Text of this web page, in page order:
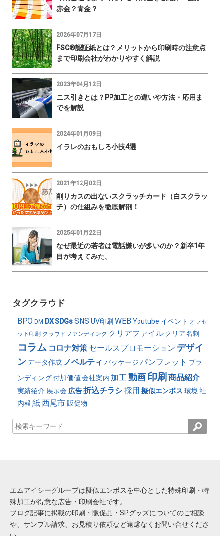
赤金？青金？
2026年07月17日
FSC®認証紙とは？メリットから印刷時の注意点
まで印刷会社がわかりやすく解説
2023年04月12日
ニス引きとは？PP加工との違いや方法・応用ま
でを解説
2024年01月09日
イラレのおもしろ小技4選
2021年12月02日
削りカスの出ないスクラッチカード（白スクラッ
チ）の仕組みを徹底解剖！
2025年01月22日
なぜ最近の若者は電話嫌いが多いのか？新卒1年
目が考えてみた。
タグクラウド
BPO DM DXSDGsSNS UV印刷 WEB Youtube イベント オフセ
ット印刷 クラウドファンディング クリアファイル クリア名刺
コラム コロナ対策 セールスプロモーション デザイ
ンデータ作成 ノベルティ パッケージ パンフレット ブラ
ンディング付加価値 会社案内 加工動画印刷 商品紹介
実績紹介 展示会 広告折込チラシ採用 擬似エンボス 環境 社
内報 紙西尾市 販促物
エムアイシーグループは擬似エンボスを中心とした特殊印刷・特
殊加工が得意な広告・印刷会社です。
ブログ記事に掲載の印刷・販促品・SPグッズについてのご相談
や、サンプル請求、お見積り依頼など遠慮なくお問い合せくださ